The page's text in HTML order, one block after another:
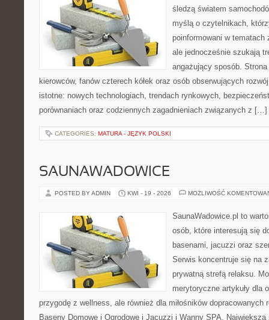
śledzą światem
myślą o czytelnikach,
poinformowani w
ale jednocześnie szukają
angażujący sposób.
kierowców, fanów czterech kółek oraz osób obserwujących
istotne: nowych technologiach, trendach rynkowych,
porównaniach oraz codziennych zagadnieniach związanych z […]
CATEGORIES: MATURA - JĘZYK POLSKI
SAUNAWADOWICE
POSTED BY ADMIN KWI - 19 - 2026 MOŻLIWOŚĆ
SaunaWadowice.pl to
osób, które interesują się
basenami, jacuzzi oraz
Serwis koncentruje się na
prywatną strefą relaksu.
merytoryczne artykuły dla
przygodę z wellness, ale również dla miłośników dopracowanych
Baseny Domowe i Ogrodowe i Jacuzzi i Wanny SPA. Największą